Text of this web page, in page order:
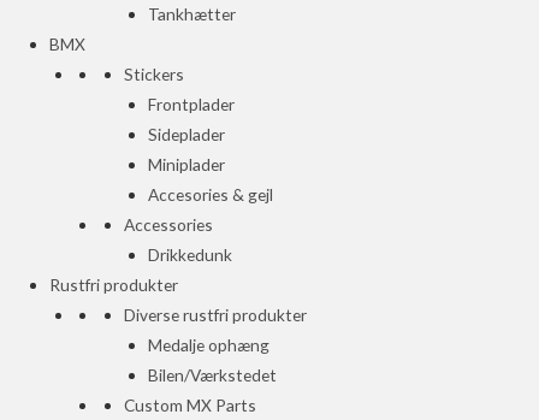
Tankhætter
BMX
Stickers
Frontplader
Sideplader
Miniplader
Accesories & gejl
Accessories
Drikkedunk
Rustfri produkter
Diverse rustfri produkter
Medalje ophæng
Bilen/Værkstedet
Custom MX Parts